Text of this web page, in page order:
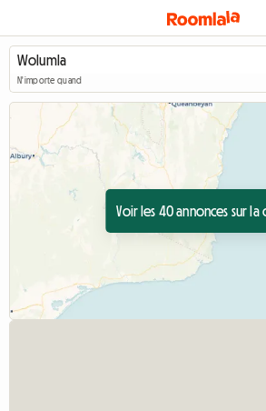
N'importe quand
Voir les 40 annonces sur la